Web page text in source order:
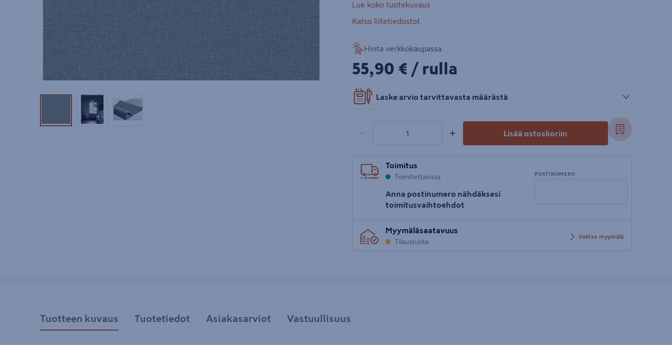
Tuotekuva 1Tuotekuva 2Tuotekuva 3
Lue koko tuotekuvaus
Katso liitetiedostot
Hinta verkkokaupassa
55,90€/rulla
55,90 € / rulla
Laske arvio tarvittavasta määrästä
− + Lisää ostoskoriin
Toimitus
Toimitettavissa
Anna postinumero nähdäksesi
toimitusvaihtoehdot
POSTINUMERO
postinumero
Myymäläsaatavuus
Tilaustuote
Valitse myymälä
Tuotteen kuvaus Tuotetiedot Asiakasarviot Vastuullisuus